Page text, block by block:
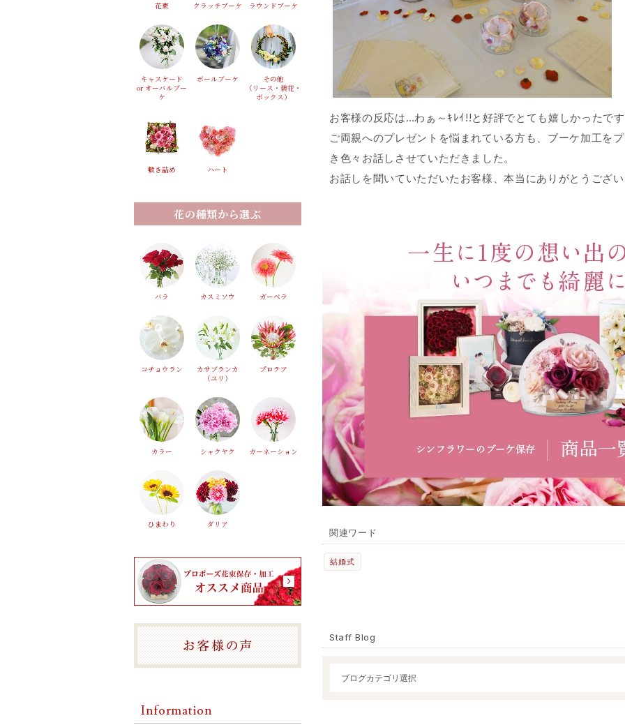
お客様の反応は…わぁ～ｷﾚｲ!!と好評でとても嬉しかったで
ご両親へのプレゼントを悩まれている方も、ブーケ加工を
き色々お話しさせていただきました。
お話しを聞いていただいたお客様、本当にありがとうござ
関連ワード
結婚式
Staff Blog
花束 クラッチブーケ ラウンドブーケ
キャスケード
or オーバルブー
ケ
ボールブーケ
その他
（リース・装花・
ボックス）
敷き詰め ハート
花の種類から選ぶ
バラ カスミソウ ガーベラ
コチョウラン
カサブランカ
（ユリ）
プロテア
カラー シャクヤク カーネーション
ひまわり ダリア
Information